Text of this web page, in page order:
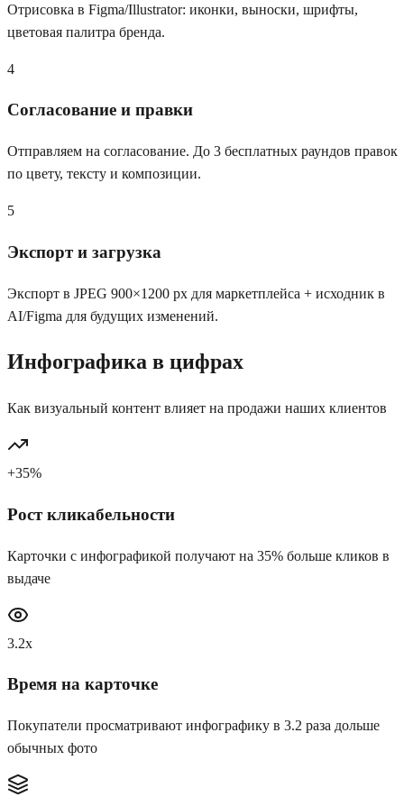
Отрисовка в Figma/Illustrator: иконки, выноски, шрифты,
цветовая палитра бренда.
4
Согласование и правки
Отправляем на согласование. До 3 бесплатных раундов правок
по цвету, тексту и композиции.
5
Экспорт и загрузка
Экспорт в JPEG 900×1200 px для маркетплейса + исходник в
AI/Figma для будущих изменений.
Инфографика в цифрах
Как визуальный контент влияет на продажи наших клиентов
+35%
Рост кликабельности
Карточки с инфографикой получают на 35% больше кликов в
выдаче
3.2x
Время на карточке
Покупатели просматривают инфографику в 3.2 раза дольше
обычных фото